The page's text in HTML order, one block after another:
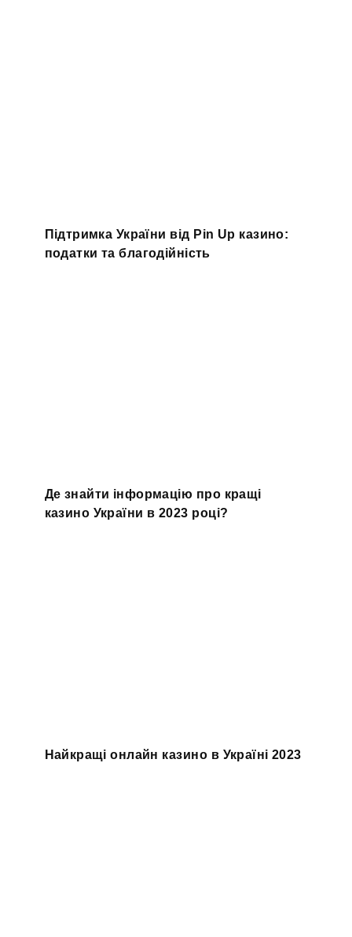
Підтримка України від Pin Up казино:
податки та благодійність
Де знайти інформацію про кращі
казино України в 2023 році?
Найкращі онлайн казино в Україні 2023